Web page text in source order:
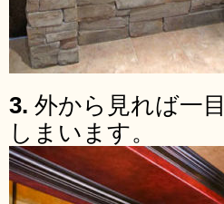
3. 外から見れば一
しまいます。